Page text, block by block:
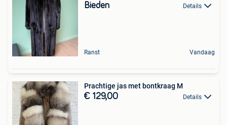
Bieden Details
Ranst Vandaag
Prachtige jas met bontkraag M
€ 129,00 Details